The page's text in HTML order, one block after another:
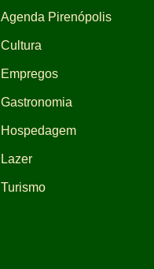
Agenda Pirenópolis
Cultura
Empregos
Gastronomia
Hospedagem
Lazer
Turismo